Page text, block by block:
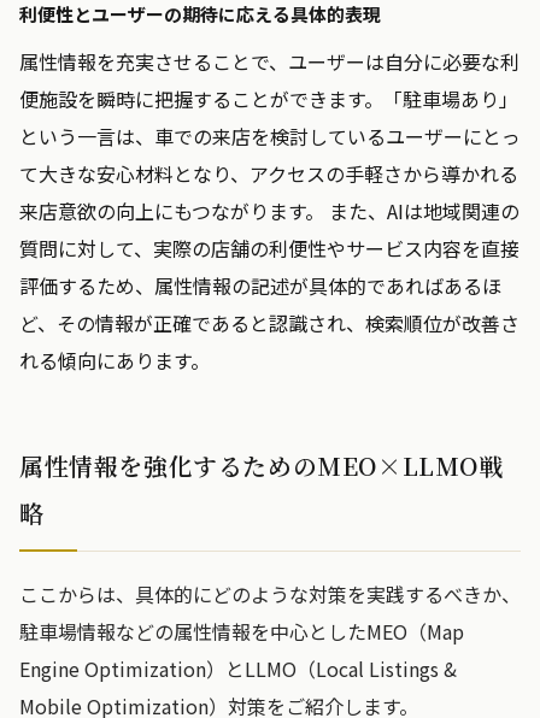
利便性とユーザーの期待に応える具体的表現
属性情報を充実させることで、ユーザーは自分に必要な利
便施設を瞬時に把握することができます。「駐車場あり」
という一言は、車での来店を検討しているユーザーにとっ
て大きな安心材料となり、アクセスの手軽さから導かれる
来店意欲の向上にもつながります。 また、AIは地域関連の
質問に対して、実際の店舗の利便性やサービス内容を直接
評価するため、属性情報の記述が具体的であればあるほ
ど、その情報が正確であると認識され、検索順位が改善さ
れる傾向にあります。
属性情報を強化するためのMEO×LLMO戦
略
ここからは、具体的にどのような対策を実践するべきか、
駐車場情報などの属性情報を中心としたMEO（Map
Engine Optimization）とLLMO（Local Listings &
Mobile Optimization）対策をご紹介します。